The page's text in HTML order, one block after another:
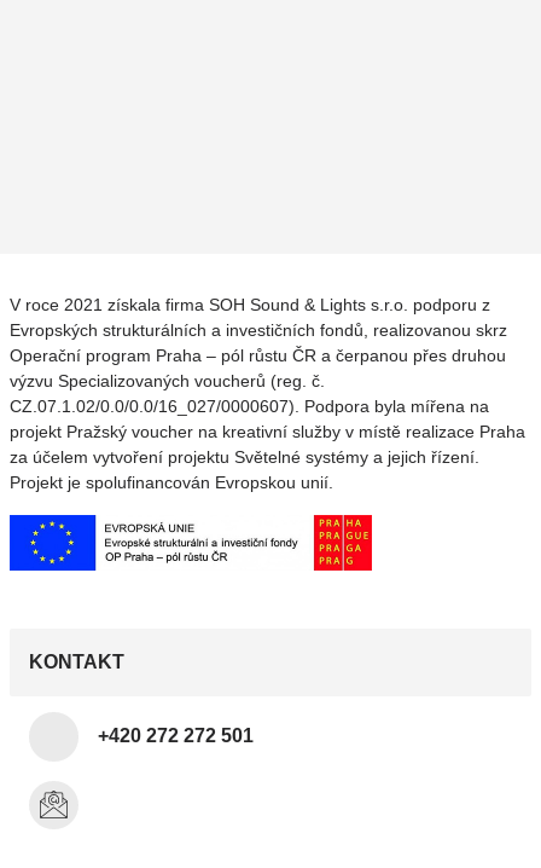
V roce 2021 získala firma SOH Sound & Lights s.r.o. podporu z
Evropských strukturálních a investičních fondů, realizovanou skrz
Operační program Praha – pól růstu ČR a čerpanou přes druhou
výzvu Specializovaných voucherů (reg. č.
CZ.07.1.02/0.0/0.0/16_027/0000607). Podpora byla mířena na
projekt Pražský voucher na kreativní služby v místě realizace Praha
za účelem vytvoření projektu Světelné systémy a jejich řízení.
Projekt je spolufinancován Evropskou unií.
KONTAKT
+420 272 272 501